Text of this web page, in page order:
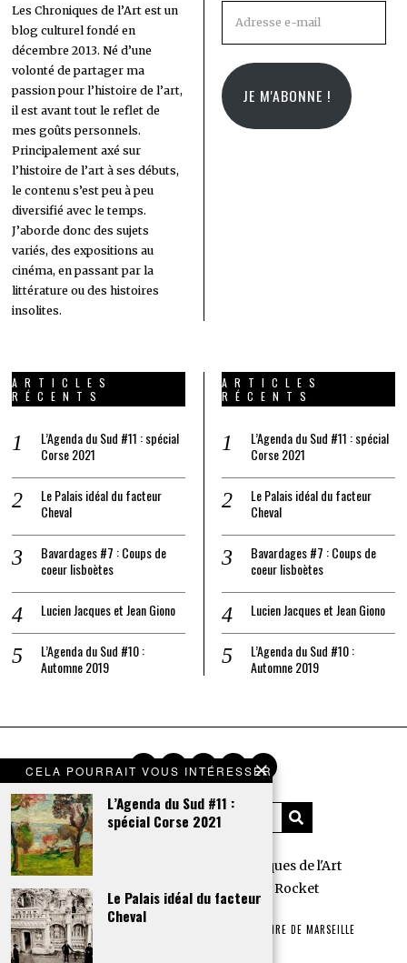
CELA POURRAIT VOUS INTÉRESSER
L’Agenda du Sud #11 :
spécial Corse 2021
Le Palais idéal du facteur
Cheval
Les Chroniques de l’Art est un
blog culturel fondé en
décembre 2013. Né d’une
volonté de partager ma
passion pour l’histoire de l’art,
il est avant tout le reflet de
mes goûts personnels.
Principalement axé sur
l’histoire de l’art à ses débuts,
le contenu s’est peu à peu
diversifié avec le temps.
J’aborde donc des sujets
variés, des expositions au
cinéma, en passant par la
littérature ou des histoires
insolites.
JE M'ABONNE !
ARTICLES
RÉCENTS
L’Agenda du Sud #11 : spécial
Corse 2021
Le Palais idéal du facteur
Cheval
Bavardages #7 : Coups de
coeur lisboètes
Lucien Jacques et Jean Giono
L’Agenda du Sud #10 :
Automne 2019
ARTICLES
RÉCENTS
L’Agenda du Sud #11 : spécial
Corse 2021
Le Palais idéal du facteur
Cheval
Bavardages #7 : Coups de
coeur lisboètes
Lucien Jacques et Jean Giono
L’Agenda du Sud #10 :
Automne 2019
Tous droits réservés Les Chroniques de l'Art
Fait avec
Mini Rocket
EXPOSITIONS HISTOIRE(S)
HISTOIRE DE MARSEILLE
ART ET LITTÉRATURE